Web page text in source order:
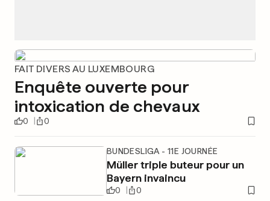
FAIT DIVERS AU LUXEMBOURG
Enquête ouverte pour
intoxication de chevaux
0 0
BUNDESLIGA - 11E JOURNÉE
Müller triple buteur pour un
Bayern invaincu
0 0